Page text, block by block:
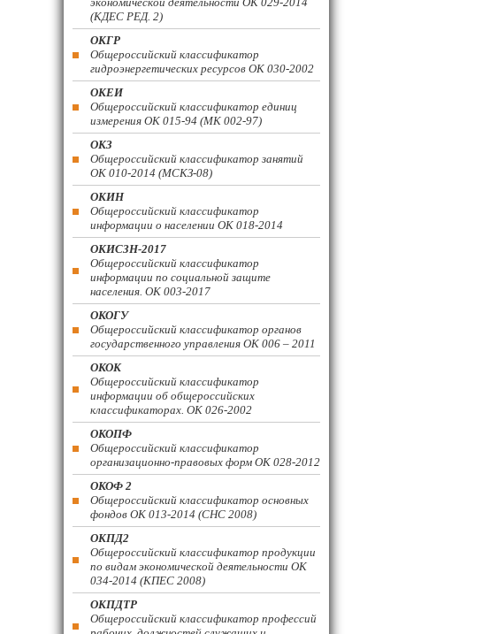
(КДЕС РЕД. 2)
ОКГР
Общероссийский классификатор
гидроэнергетических ресурсов ОК 030-2002
ОКЕИ
Общероссийский классификатор единиц
измерения ОК 015-94 (МК 002-97)
ОКЗ
Общероссийский классификатор занятий
ОК 010-2014 (МСКЗ-08)
ОКИН
Общероссийский классификатор
информации о населении ОК 018-2014
ОКИСЗН-2017
Общероссийский классификатор
информации по социальной защите
населения. ОК 003-2017
ОКОГУ
Общероссийский классификатор органов
государственного управления ОК 006 – 2011
ОКОК
Общероссийский классификатор
информации об общероссийских
классификаторах. ОК 026-2002
ОКОПФ
Общероссийский классификатор
организационно-правовых форм ОК 028-2012
ОКОФ 2
Общероссийский классификатор основных
фондов ОК 013-2014 (СНС 2008)
ОКПД2
Общероссийский классификатор продукции
по видам экономической деятельности ОК
034-2014 (КПЕС 2008)
ОКПДТР
Общероссийский классификатор профессий